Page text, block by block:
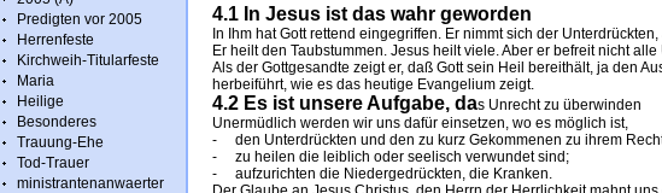
Predigten vor 2005
Herrenfeste
Kirchweih-Titularfeste
Maria
Heilige
Besonderes
Trauung-Ehe
Tod-Trauer
ministrantenanwaerter
4.1 In Jesus ist das wahr geworden
In Ihm hat Gott rettend eingegriffen. Er nimmt sich der
Er heilt den Taubstummen. Jesus heilt viele. Aber er befreit nicht
Als der Gottgesandte zeigt er, daß Gott sein Heil bereithält, ja den
herbeiführt, wie es das heutige Evangelium zeigt.
4.2 Es ist unsere Aufgabe, das Unrecht zu überwinden
Unermüdlich werden wir uns dafür einsetzen, wo es möglich ist,
- den Unterdrückten und den zu kurz Gekommenen zu ihrem
- zu heilen die leiblich oder seelisch verwundet sind;
- aufzurichten die Niedergedrückten, die Kranken.